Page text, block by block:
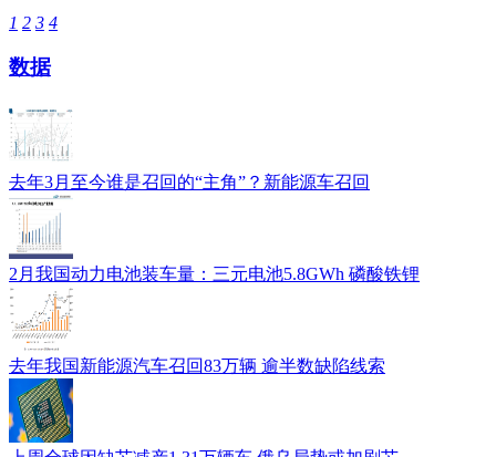
1 2 3 4
数据
去年3月至今谁是召回的“主角”？新能源车召回
2月我国动力电池装车量：三元电池5.8GWh 磷酸铁锂
去年我国新能源汽车召回83万辆 逾半数缺陷线索